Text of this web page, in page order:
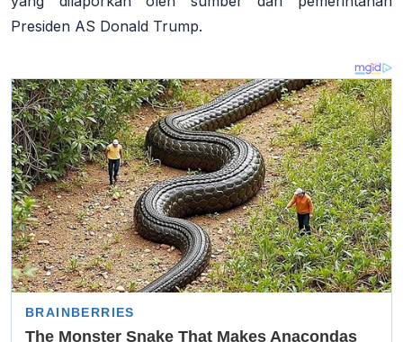
Presiden AS Donald Trump.